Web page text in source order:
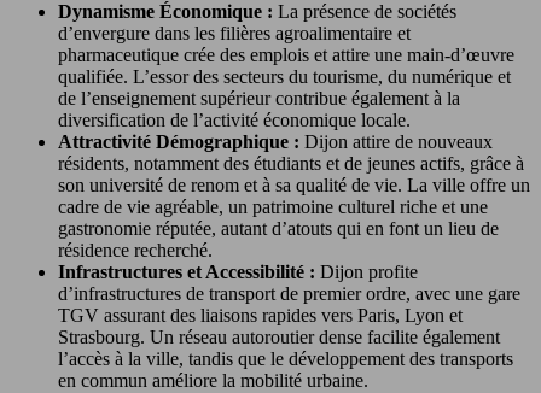
Dynamisme Économique : La présence de sociétés
d’envergure dans les filières agroalimentaire et
pharmaceutique crée des emplois et attire une main-d’œuvre
qualifiée. L’essor des secteurs du tourisme, du numérique et
de l’enseignement supérieur contribue également à la
diversification de l’activité économique locale.
Attractivité Démographique : Dijon attire de nouveaux
résidents, notamment des étudiants et de jeunes actifs, grâce à
son université de renom et à sa qualité de vie. La ville offre un
cadre de vie agréable, un patrimoine culturel riche et une
gastronomie réputée, autant d’atouts qui en font un lieu de
résidence recherché.
Infrastructures et Accessibilité : Dijon profite
d’infrastructures de transport de premier ordre, avec une gare
TGV assurant des liaisons rapides vers Paris, Lyon et
Strasbourg. Un réseau autoroutier dense facilite également
l’accès à la ville, tandis que le développement des transports
en commun améliore la mobilité urbaine.